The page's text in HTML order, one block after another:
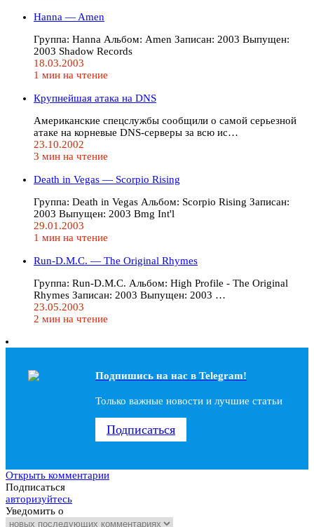
Hanna — Amen
Группа: Hanna Альбом: Amen Записан: 2003 Выпущен:
2003 Shadow Records
18.03.2003
1 мин на чтение
Крупнейшая атака на DNS
Американские спецслужбы сообщили о самой серьезной
атаке на корневые DNS-серверы за всю ис…
23.10.2002
3 мин на чтение
Death in Vegas — Scorpio Rising
Группа: Death in Vegas Альбом: Scorpio Rising Записан:
2003 Выпущен: 2003 Bmg Int'l
29.01.2003
1 мин на чтение
Run-D.M.C. — The Original Rhymes
Группа: Run-D.M.C. Альбом: High Profile - The Original
Rhymes Записан: 2003 Выпущен: 2003 …
23.05.2003
2 мин на чтение
Подпишись на наc в Telegram!
Только важные новости и лучшие статьи
Подписаться
Открыть комментарии
Подписаться
авторизуйтесь
Уведомить о